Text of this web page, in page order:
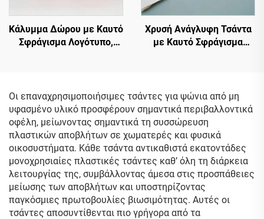
Κάλυμμα Δώρου με Καυτό
Σφράγισμα Λογότυπο,
Πολυτελής Βιτρίνα,
Προσαρμοσμένες
Χαρτίνες Τσάντες
Χρυσή Ανάγλυφη Τσάντα
με Καυτό Σφράγισμα
Κοσμημάτων, Δώρο,
Τσάντες Ψώνισμα,
Ανακυκλώσιμες Χαρτίνες
Τσάντες
Οι επαναχρησιμοποιήσιμες τσάντες για ψώνια από μη
υφασμένο υλικό προσφέρουν σημαντικά περιβαλλοντικά
οφέλη, μείωνοντας σημαντικά τη συσσώρευση
πλαστικών αποβλήτων σε χωματερές και φυσικά
οικοσυστήματα. Κάθε τσάντα αντικαθιστά εκατοντάδες
μονοχρησιαίες πλαστικές τσάντες καθ’ όλη τη διάρκεια
λειτουργίας της, συμβάλλοντας άμεσα στις προσπάθειες
μείωσης των αποβλήτων και υποστηρίζοντας
παγκόσμιες πρωτοβουλίες βιωσιμότητας. Αυτές οι
τσάντες αποσυντίθενται πιο γρήγορα από τα